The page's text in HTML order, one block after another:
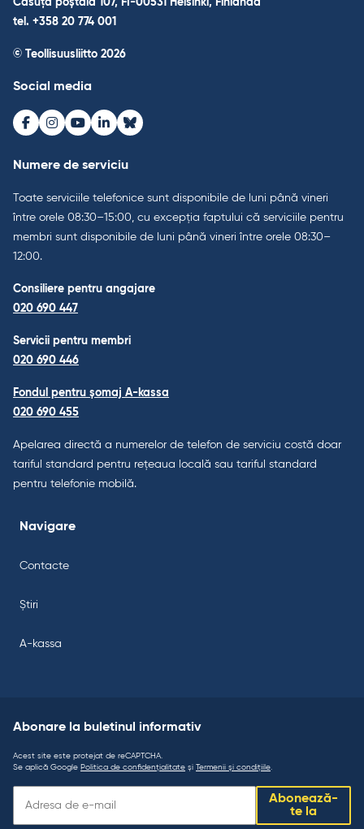
Căsuța poștală 107, FI-00531 Helsinki, Finlanda
tel. +358 20 774 001
© Teollisuusliitto 2026
Social media
Facebook
Instagram
Youtube
LinkedInBluesky
Numere de serviciu
Toate serviciile telefonice sunt disponibile de luni până vineri
între orele 08:30–15:00, cu excepția faptului că serviciile pentru
membri sunt disponibile de luni până vineri între orele 08:30–
12:00.
Consiliere pentru angajare
020 690 447
Servicii pentru membri
020 690 446
Fondul pentru șomaj A-kassa
020 690 455
Apelarea directă a numerelor de telefon de serviciu costă doar
tariful standard pentru rețeaua locală sau tariful standard
pentru telefonie mobilă.
Navigare
Contacte
Știri
A-kassa
Abonare la buletinul informativ
Acest site este protejat de reCAPTCHA.
Se aplică Google Politica de confidențialitate și Termenii și condițiile.
Abonează-
te la